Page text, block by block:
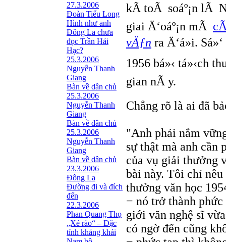
27.3.2006
Đoàn Tiểu Long
Hình như anh
Đông La chưa
đọc Trần Hải
Hạc?
25.3.2006
Nguyễn Thanh
Giang
Bàn về dân chủ
25.3.2006
Nguyễn Thanh
Giang
Bàn về dân chủ
25.3.2006
Nguyễn Thanh
Giang
Bàn về dân chủ
23.3.2006
Đông La
Đường đi và đích
đến
22.3.2006
Phan Quang Thọ
„Xé rào“ – Đặc
tính khảng khái
kÃ­ toÃ soáº¡n lÃ
giai Ä‘oáº¡n mÃ
vÄƒn ra Ä‘á»i. Sá»‘
1956 bá»‹ tá»‹ch
gian nÃ y.
Chẳng rõ là ai đã
"Anh phải nắm
sự thật mà anh cần
của vụ giải thưởng
bài này. Tôi chỉ
thưởng văn học
− nó trở thành phức
giới văn nghệ sĩ
có ngờ đến cũng